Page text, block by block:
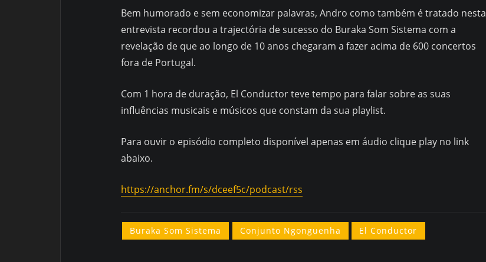
Bem humorado e sem economizar palavras, Andro como também é tratado nesta
entrevista recordou a trajectória de sucesso do Buraka Som Sistema com a
revelação de que ao longo de 10 anos chegaram a fazer acima de 600 concertos
fora de Portugal.
Com 1 hora de duração, El Conductor teve tempo para falar sobre as suas
influências musicais e músicos que constam da sua playlist.
Para ouvir o episódio completo disponível apenas em áudio clique play no link
abaixo.
https://anchor.fm/s/dceef5c/podcast/rss
Buraka Som Sistema Conjunto Ngonguenha El Conductor